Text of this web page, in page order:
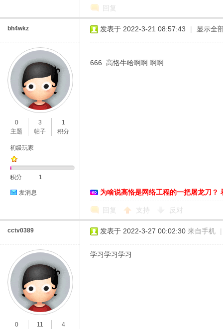
回复
bh4wkz
0
主题
3
帖子
1
积分
初级玩家
积分 1
发消息
发表于 2022-3-21 08:57:43 | 显示全
666 高恪牛哈啊啊 啊啊
为啥说高恪是网络工程的一把屠龙刀？
回复 支持 反对
cctv0389
0
11
4
发表于 2022-3-27 00:02:30 来自手机 |
学习学习学习